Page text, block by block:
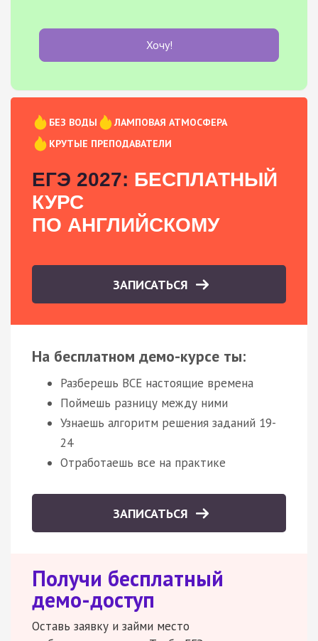
Хочу!
БЕЗ ВОДЫ
ЛАМПОВАЯ АТМОСФЕРА
КРУТЫЕ ПРЕПОДАВАТЕЛИ
ЕГЭ 2027: БЕСПЛАТНЫЙ
КУРС
ПО АНГЛИЙСКОМУ
ЗАПИСАТЬСЯ
На бесплатном демо-курсе ты:
Разберешь ВСЕ настоящие времена
Поймешь разницу между ними
Узнаешь алгоритм решения заданий 19-
24
Отработаешь все на практике
ЗАПИСАТЬСЯ
Получи бесплатный
демо-доступ
Оставь заявку и займи место